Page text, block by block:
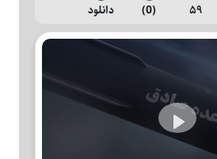
۵۹ (0) دانلود
Play